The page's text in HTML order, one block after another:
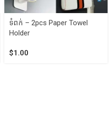
ទំពក់ – 2pcs Paper Towel
Holder
$1.00